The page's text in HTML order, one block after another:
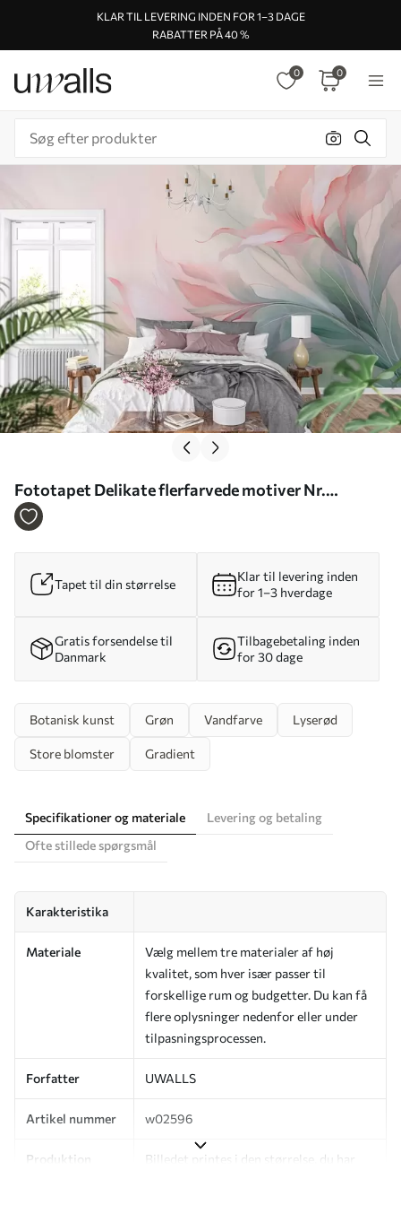
KLAR TIL LEVERING INDEN FOR 1–3 DAGE
RABATTER PÅ 40 %
0 0
Fototapet Delikate flerfarvede motiver Nr.
w02596
Tapet til din størrelse
Klar til levering inden
for 1–3 hverdage
Gratis forsendelse til
Danmark
Tilbagebetaling inden
for 30 dage
Botanisk kunst Grøn Vandfarve Lyserød
Store blomster Gradient
Specifikationer og materiale
Levering og betaling
Ofte stillede spørgsmål
Karakteristika
Materiale
Vælg mellem tre materialer af høj
kvalitet, som hver især passer til
forskellige rum og budgetter. Du kan få
flere oplysninger nedenfor eller under
tilpasningsprocessen.
Forfatter UWALLS
Artikel nummer w02596
Produktion
Billedet printes i den størrelse, du har